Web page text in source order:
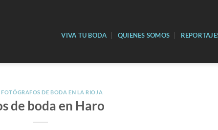
VIVA TU BODA QUIENES SOMOS
,FOTÓGRAFOS DE BODA EN LA RIOJA
de boda en Haro